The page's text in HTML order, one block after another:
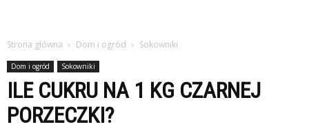
Strona główna Dom i ogród Sokowniki
Dom i ogród Sokowniki
ILE CUKRU NA 1 KG CZARNEJ
PORZECZKI?